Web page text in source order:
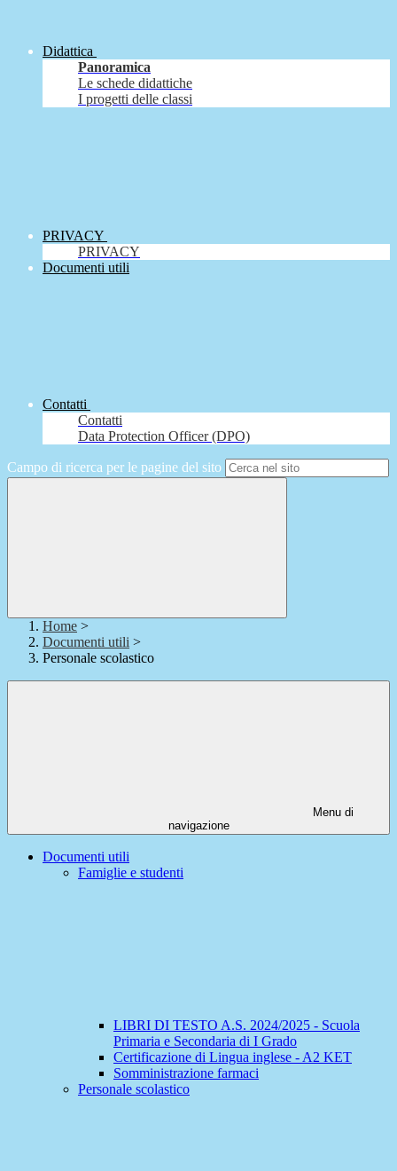
Didattica
Panoramica
Le schede didattiche
I progetti delle classi
PRIVACY
PRIVACY
Documenti utili
Contatti
Contatti
Data Protection Officer (DPO)
Campo di ricerca per le pagine del sito
Home >
Documenti utili >
Personale scolastico
Menu di
navigazione
Documenti utili
Famiglie e studenti
LIBRI DI TESTO A.S. 2024/2025 - Scuola
Primaria e Secondaria di I Grado
Certificazione di Lingua inglese - A2 KET
Somministrazione farmaci
Personale scolastico